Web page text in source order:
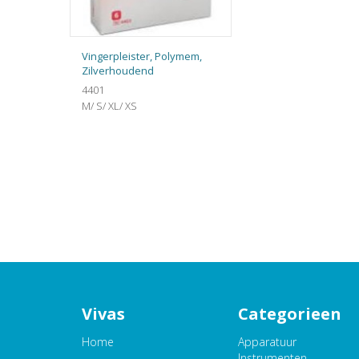
Vingerpleister, Polymem,
Zilverhoudend
4401
M/ S/ XL/ XS
Vivas
Home
Categorieen
Apparatuur